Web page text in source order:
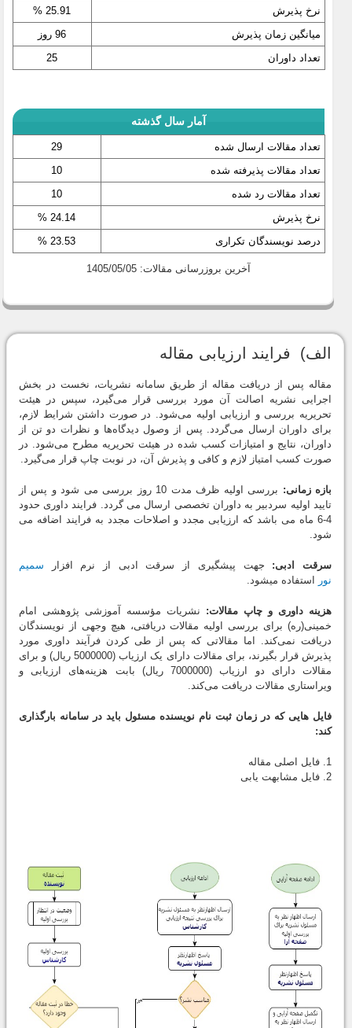
نرخ پذیرش
25.91 %
میانگین زمان پذیرش
96 روز
تعداد داوران
25
آمار سال گذشته
تعداد مقالات ارسال شده
29
تعداد مقالات پذیرفته شده
10
تعداد مقالات رد شده
10
نرخ پذیرش
24.14 %
درصد نویسندگان تکراری
23.53 %
آخرین بروزرسانی مقالات: 1405/05/05
الف) فرایند ارزیابی مقاله
مقاله پس از دریافت مقاله از طریق سامانه نشریات، نخست در بخش
اجرایی نشریه اصالت آن مورد بررسی قرار می‌گیرد، سپس در هیئت
تحریریه بررسی و ارزیابی اولیه می‌شود. در صورت داشتن شرایط لازم،
برای داوران ارسال می‌گردد. پس از وصول دیدگاه‌ها و نظرات دو تن از
داوران، نتایج و امتیازات کسب شده در هیئت تحریریه مطرح می‌شود. در
صورت کسب امتیاز لازم و کافی و پذیرش آن، در نوبت چاپ قرار می‌گیرد.
بازه زمانی:
بررسی اولیه ظرف مدت 10 روز بررسی می شود و پس از
تایید اولیه سردبیر به داوران تخصصی ارسال می گردد. فرایند داوری حدود
4-6 ماه می باشد که ارزیابی مجدد و اصلاحات مجدد به فرایند اضافه می
شود.
سرقت ادبی: جهت پیشگیری از سرقت ادبی از نرم افزار
سمیم
نور
استفاده میشود.
هزینه داوری و چاپ مقالات: نشریات مؤسسه آموزشی پژوهشی امام
خمینی(ره) برای بررسی اولیه مقالات دریافتی، هیچ وجهی از نویسندگان
دریافت نمی‌کند. اما مقالاتی که پس از طی کردن فرآیند داوری مورد
پذیرش قرار بگیرند، برای مقالات دارای یک ارزیاب (5000000 ریال) و برای
مقالات دارای دو ارزیاب (7000000 ریال) بابت هزینه‌های ارزیابی و
ویراستاری مقالات دریافت می‌کند.
فایل هایی که در زمان ثبت نام نویسنده مسئول باید در سامانه بارگذاری
کند:
1. فایل اصلی مقاله
2. فایل مشابهت یابی